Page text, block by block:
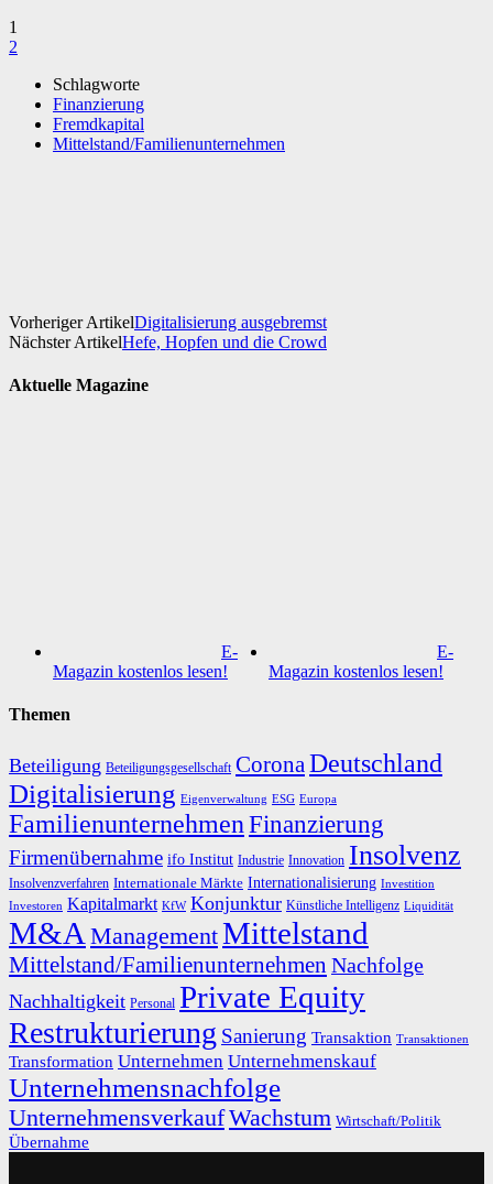
1
2
Schlagworte
Finanzierung
Fremdkapital
Mittelstand/Familienunternehmen
Vorheriger ArtikelDigitalisierung ausgebremst
Nächster ArtikelHefe, Hopfen und die Crowd
Aktuelle Magazine
E-
Magazin kostenlos lesen!
E-
Magazin kostenlos lesen!
Themen
Beteiligung Beteiligungsgesellschaft Corona Deutschland
Digitalisierung Eigenverwaltung ESG Europa
Familienunternehmen Finanzierung
Firmenübernahme ifo Institut Industrie Innovation Insolvenz
Insolvenzverfahren Internationale Märkte Internationalisierung Investition
Investoren Kapitalmarkt KfW Konjunktur Künstliche Intelligenz Liquidität
M&A ManagementMittelstand
Mittelstand/Familienunternehmen Nachfolge
Nachhaltigkeit Personal Private Equity
Restrukturierung Sanierung Transaktion Transaktionen
Transformation Unternehmen Unternehmenskauf
Unternehmensnachfolge
UnternehmensverkaufWachstum Wirtschaft/Politik
Übernahme